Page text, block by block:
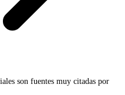
son fuentes muy citadas por